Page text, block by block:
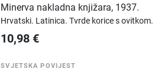
Minerva nakladna knjižara, 1937.
Hrvatski. Latinica.Tvrde korice s ovitkom.
10,98 €
SVJETSKA POVIJEST